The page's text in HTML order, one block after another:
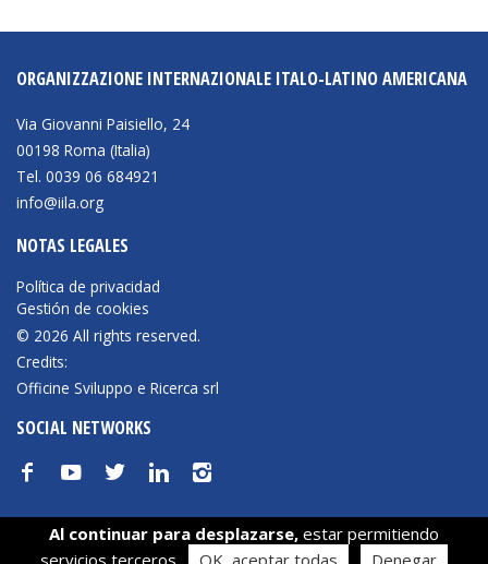
BIBLIOTECA
Biblioteca
OPORTUNIDADES
Convocatorias
Becas
Alta Formación
Para las empresas
Registro de proveedores
Contratos/Acuerdos/Grant
ORGANIZZAZIONE INTERNAZIONALE ITALO-LATINO AMERICANA
Via Giovanni Paisiello, 24
00198 Roma (Italia)
Tel. 0039 06 684921
info@iila.org
NOTAS LEGALES
Política de privacidad
Gestión de cookies
© 2026 All rights reserved.
Credits:
Officine Sviluppo e Ricerca srl
SOCIAL NETWORKS
f y t n i
Sus opciones de privacidad
Al continuar para desplazarse,estar permitiendo
servicios terceros
OK, aceptar todas Denegar